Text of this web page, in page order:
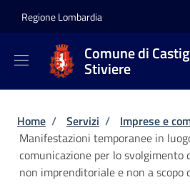
Regione Lombardia
Comune di
Stiviere
Briciole di pane
Home / Servizi / Imprese e
Manifestazioni temporanee in
comunicazione per lo svolgimento
non imprenditoriale e non a scopo